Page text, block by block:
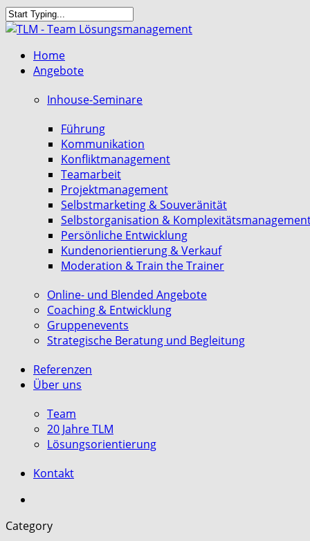
Skip
to
content
Close
search
MenuHome
Angebote
Inhouse-Seminare
Führung
Kommunikation
Konfliktmanagement
Teamarbeit
Projektmanagement
Selbstmarketing & Souveränität
Selbstorganisation &
Persönliche Entwicklung
Kundenorientierung & Verkauf
Moderation & Train the Trainer
Online- und Blended Angebote
Coaching & Entwicklung
Gruppenevents
Strategische Beratung und Begleitung
Referenzen
Über uns
Team
20 Jahre TLM
Lösungsorientierung
Kontakt
Category